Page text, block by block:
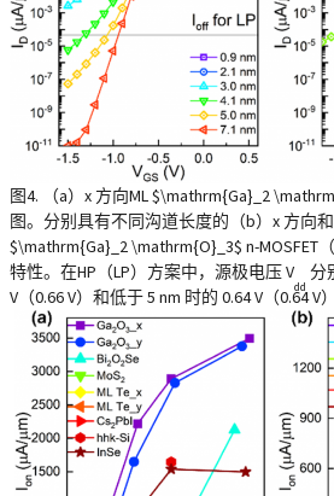
图4. （a）x 方向ML $\mathrm{Ga}_2
图。分别具有不同沟道长度的（b）x 方向和
$\mathrm{Ga}_2 \mathrm{O}_3$ n-MOSFET
特性。在HP（LP）方案中，源极电压 V
dd
分
V（0.66 V）和低于 5 nm 时的 0.64 V（0.64 V）